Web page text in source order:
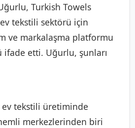
Turkish Towels
ev tekstili sektörü için
ve markalaşma platformu
etti. Uğurlu, şunları
tekstili üretiminde
merkezlerinden biri